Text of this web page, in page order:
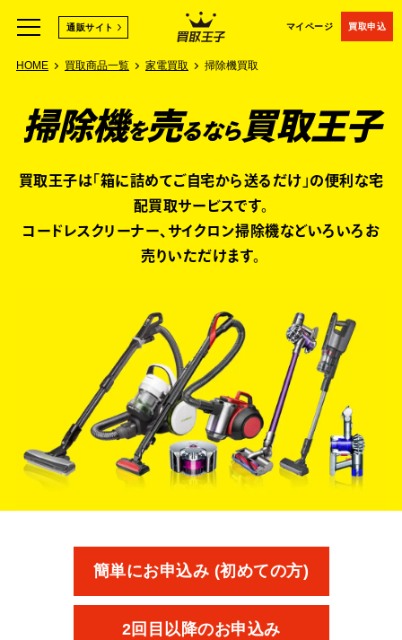
マイページ 買取申込
通販サイト
HOME 買取商品一覧 家電買取 掃除機買取
掃除機を売るなら買取王子
買取王子は「箱に詰めてご自宅から送るだけ」の便利な宅
配買取サービスです。
コードレスクリーナー、サイクロン掃除機など いろいろお
売りいただけます。
簡単にお申込み (初めての方)
2回目以降のお申込み